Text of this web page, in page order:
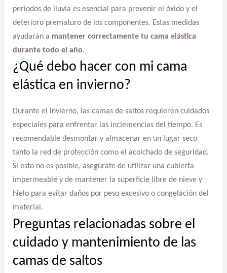
periodos de lluvia es esencial para prevenir el óxido y el
deterioro prematuro de los componentes. Estas medidas
ayudarán a mantener correctamente tu cama elástica
durante todo el año.
¿Qué debo hacer con mi cama
elástica en invierno?
Durante el invierno, las camas de saltos requieren cuidados
especiales para enfrentar las inclemencias del tiempo. Es
recomendable desmontar y almacenar en un lugar seco
tanto la red de protección como el acolchado de seguridad.
Si esto no es posible, asegúrate de utilizar una cubierta
impermeable y de mantener la superficie libre de nieve y
hielo para evitar daños por peso excesivo o congelación del
material.
Preguntas relacionadas sobre el
cuidado y mantenimiento de las
camas de saltos